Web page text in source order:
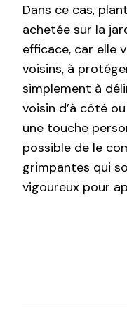
Dans ce cas,
achetée sur la
efficace, car elle
voisins, à
simplement à
voisin d’à côté
une touche
possible de le
grimpantes qui
vigoureux pour